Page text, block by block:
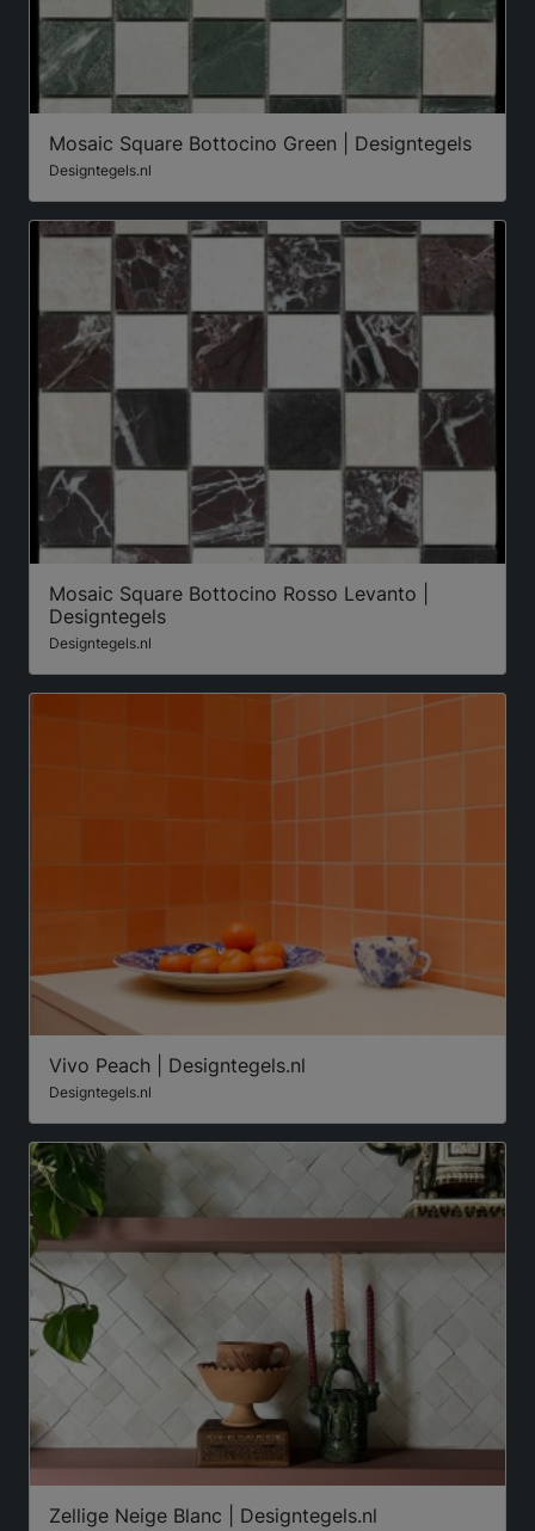
Mosaic Square Bottocino Green | Designtegels
Designtegels.nl
Mosaic Square Bottocino Rosso Levanto |
Designtegels
Designtegels.nl
Vivo Peach | Designtegels.nl
Designtegels.nl
Zellige Neige Blanc | Designtegels.nl